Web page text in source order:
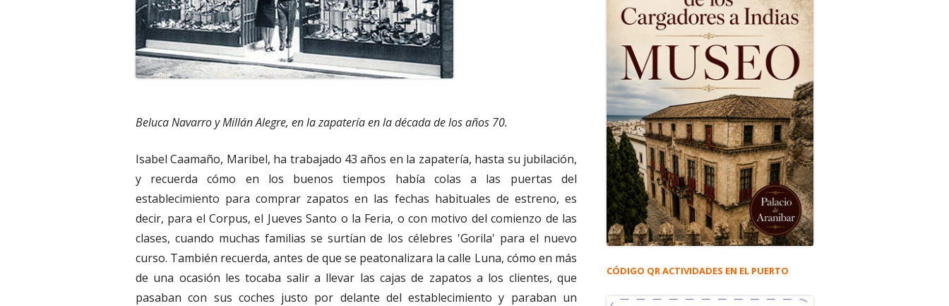
Beluca Navarro y Millán Alegre, en la zapatería en la década de los años 70.
Isabel Caamaño, Maribel, ha trabajado 43 años en la zapatería, hasta su jubilación,
y recuerda cómo en los buenos tiempos había colas a las puertas del
establecimiento para comprar zapatos en las fechas habituales de estreno, es
decir, para el Corpus, el Jueves Santo o la Feria, o con motivo del comienzo de las
clases, cuando muchas familias se surtían de los célebres 'Gorila' para el nuevo
curso. También recuerda, antes de que se peatonalizara la calle Luna, cómo en más
de una ocasión les tocaba salir a llevar las cajas de zapatos a los clientes, que
pasaban con sus coches justo por delante del establecimiento y paraban un
CÓDIGO QR ACTIVIDADES EN EL PUERTO